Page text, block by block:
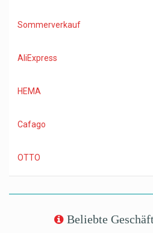
Sommerverkauf
AliExpress
HEMA
Cafago
OTTO
Beliebte